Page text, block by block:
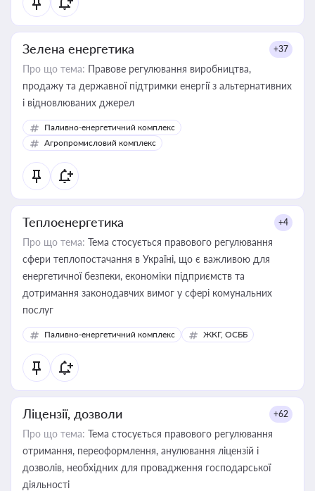
Зелена енергетика +37
Про що тема: Правове регулювання виробництва,
продажу та державної підтримки енергії з альтернативних
і відновлюваних джерел
Паливно-енергетичний комплекс
Агропромисловий комплекс
Теплоенергетика +4
Про що тема: Тема стосується правового регулювання
сфери теплопостачання в Україні, що є важливою для
енергетичної безпеки, економіки підприємств та
дотримання законодавчих вимог у сфері комунальних
послуг
Паливно-енергетичний комплекс ЖКГ, ОСББ
Ліцензії, дозволи +62
Про що тема: Тема стосується правового регулювання
отримання, переоформлення, анулювання ліцензій і
дозволів, необхідних для провадження господарської
діяльності